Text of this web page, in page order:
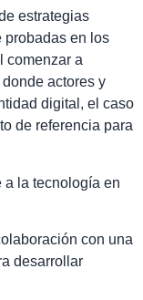
estrategias
probadas en los
comenzar a
actores y
digital, el caso
de referencia para
a la tecnología en
con una
desarrollar